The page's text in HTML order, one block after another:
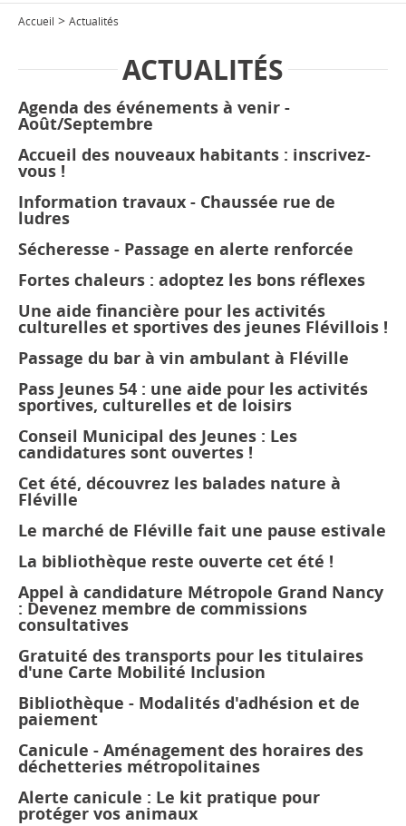
Accueil > Actualités
ACTUALITÉS
Agenda des événements à venir -
Août/Septembre
Accueil des nouveaux habitants : inscrivez-
vous !
Information travaux - Chaussée rue de
ludres
Sécheresse - Passage en alerte renforcée
Fortes chaleurs : adoptez les bons réflexes
Une aide financière pour les activités
culturelles et sportives des jeunes Flévillois !
Passage du bar à vin ambulant à Fléville
Pass Jeunes 54 : une aide pour les activités
sportives, culturelles et de loisirs
Conseil Municipal des Jeunes : Les
candidatures sont ouvertes !
Cet été, découvrez les balades nature à
Fléville
Le marché de Fléville fait une pause estivale
La bibliothèque reste ouverte cet été !
Appel à candidature Métropole Grand Nancy
: Devenez membre de commissions
consultatives
Gratuité des transports pour les titulaires
d'une Carte Mobilité Inclusion
Bibliothèque - Modalités d'adhésion et de
paiement
Canicule - Aménagement des horaires des
déchetteries métropolitaines
Alerte canicule : Le kit pratique pour
protéger vos animaux